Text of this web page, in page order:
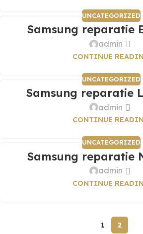
UNCATEGORIZED
Samsung reparatie
admin
CONTINUE
UNCATEGORIZED
Samsung reparatie
admin
CONTINUE
UNCATEGORIZED
Samsung reparatie
admin
CONTINUE
1 2